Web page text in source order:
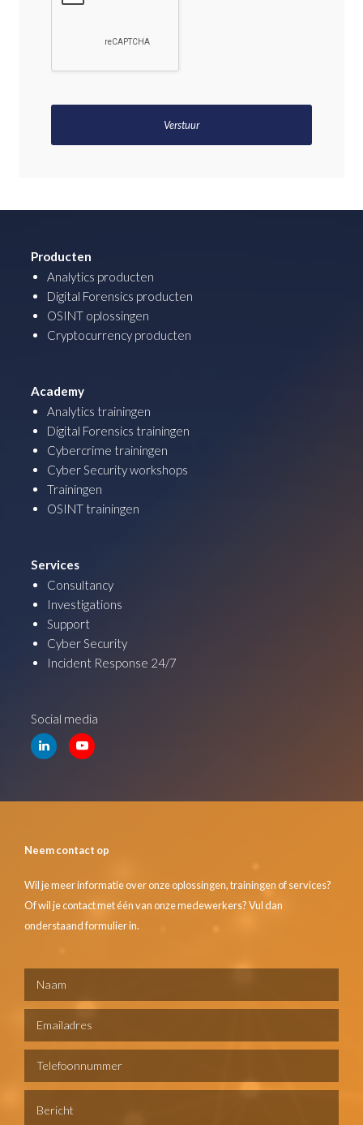
Producten
Analytics producten
Digital Forensics producten
OSINT oplossingen
Cryptocurrency producten
Academy
Analytics trainingen
Digital Forensics trainingen
Cybercrime trainingen
Cyber Security workshops
Trainingen
OSINT trainingen
Services
Consultancy
Investigations
Support
Cyber Security
Incident Response 24/7
Social media
Neem contact op
Wil je meer informatie over onze oplossingen, trainingen of services?
Of wil je contact met één van onze medewerkers? Vul dan
onderstaand formulier in.